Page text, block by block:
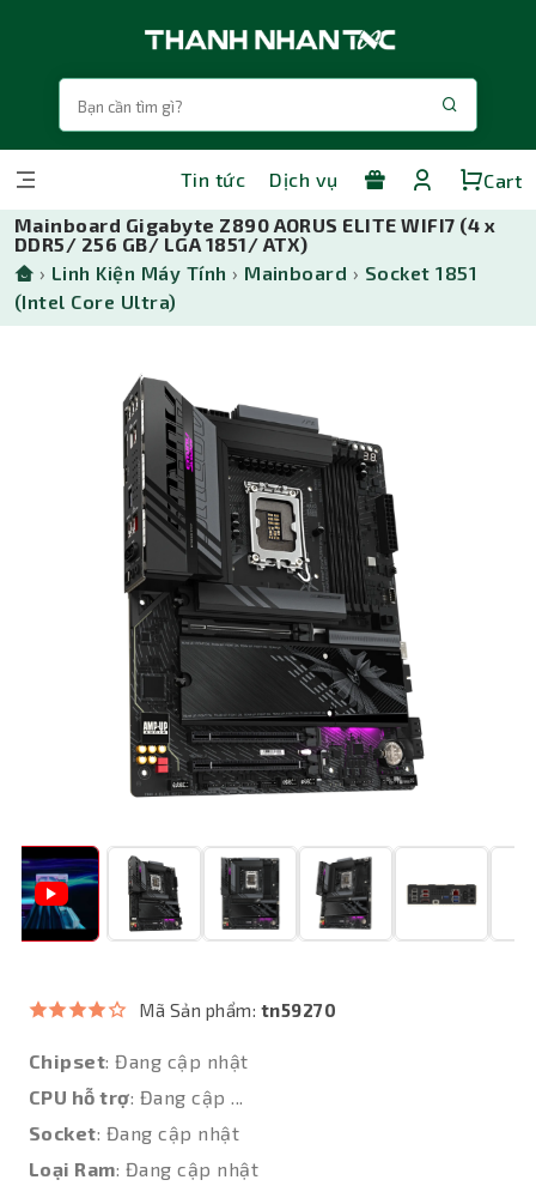
Tin tức Dịch vụ
Cart
Mainboard Gigabyte Z890 AORUS ELITE WIFI7 (4 x
DDR5/ 256 GB/ LGA 1851/ ATX)
› Linh Kiện Máy Tính › Mainboard › Socket 1851
(Intel Core Ultra)
Mã Sản phẩm: tn59270
Chipset: Đang cập nhật
CPU hỗ trợ: Đang cập ...
Socket: Đang cập nhật
Loại Ram: Đang cập nhật